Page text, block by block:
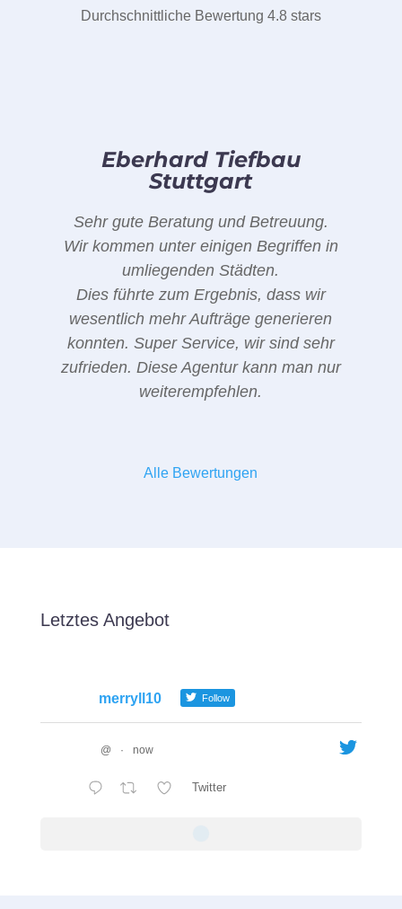
Durchschnittliche Bewertung 4.8 stars
Eberhard Tiefbau
Stuttgart
Sehr gute Beratung und Betreuung.
Wir kommen unter einigen Begriffen in
umliegenden Städten.
Dies führte zum Ergebnis, dass wir
wesentlich mehr Aufträge generieren
konnten. Super Service, wir sind sehr
zufrieden. Diese Agentur kann man nur
weiterempfehlen.
Alle Bewertungen
Letztes Angebot
merryll10 Follow
@ · now
Twitter